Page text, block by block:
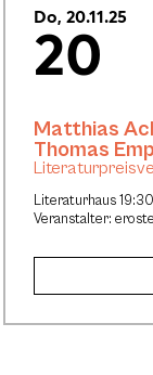
Do, 20.11.25
20
Literaturhaus
Veranstalter:
Matthias
Thomas